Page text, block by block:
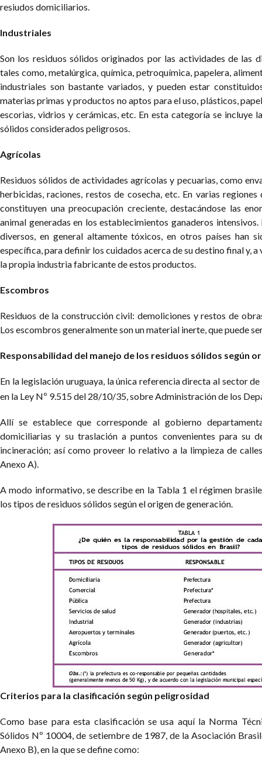
resiudos domiciliarios.
Industriales
Son los residuos sólidos originados por las actividades de las
tales como, metalúrgica, química, petroquímica, papelera,
industriales son bastante variados, y pueden estar
materias primas y productos no aptos para el uso, plásticos,
escorias, vidrios y cerámicas, etc. En esta categoría se incluye
sólidos considerados peligrosos.
Agrícolas
Residuos sólidos de actividades agrícolas y pecuarias, como
herbicidas, raciones, restos de cosecha, etc. En varias
constituyen una preocupación creciente, destacándose las
animal generadas en los establecimientos ganaderos
diversos, en general altamente tóxicos, en otros países han
específica, para definir los cuidados acerca de su destino final y,
la propia industria fabricante de estos productos.
Escombros
Residuos de la construcción civil: demoliciones y restos de
Los escombros generalmente son un material inerte, que puede
Responsabilidad del manejo de los residuos sólidos según
En la legislación uruguaya, la única referencia directa al sector
en la Ley Nº 9.515 del 28/10/35, sobre Administración de los
Allí se establece que corresponde al gobierno
domiciliarias y su traslación a puntos convenientes para su
incineración; así como proveer lo relativo a la limpieza de
Anexo A).
A modo informativo, se describe en la Tabla 1 el régimen
los tipos de residuos sólidos según el origen de generación.
Criterios para la clasificación según peligrosidad
Como base para esta clasificación se usa aquí la Norma
Sólidos Nº 10004, de setiembre de 1987, de la Asociación
Anexo B), en la que se define como: